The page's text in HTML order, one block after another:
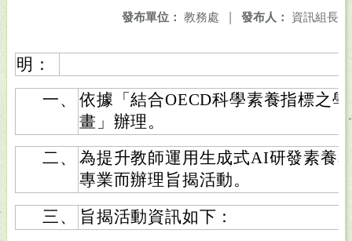
發布人： 資訊組長
發布單位： 教務處 |
明：
一、
依據「結合OECD科學素養指標之
畫」辦理。
二、
為提升教師運用生成式AI研發素養
專業而辦理旨揭活動。
三、
旨揭活動資訊如下：